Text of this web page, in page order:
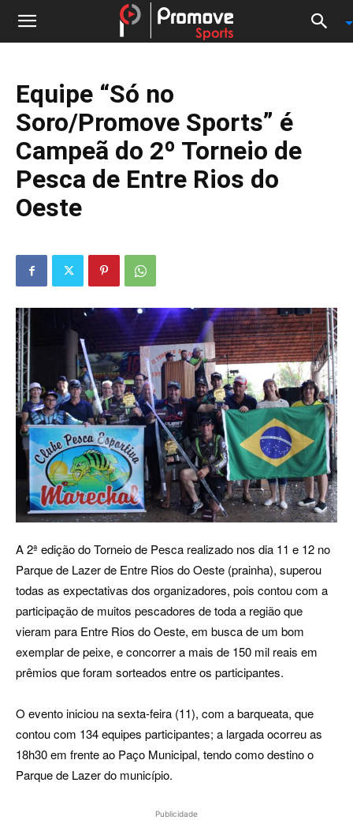
Equipe “Só no
Soro/Promove Sports” é
Campeã do 2º Torneio de
Pesca de Entre Rios do
Oeste
A 2ª edição do Torneio de Pesca realizado nos dia 11 e 12 no
Parque de Lazer de Entre Rios do Oeste (prainha), superou
todas as expectativas dos organizadores, pois contou com a
participação de muitos pescadores de toda a região que
vieram para Entre Rios do Oeste, em busca de um bom
exemplar de peixe, e concorrer a mais de 150 mil reais em
prêmios que foram sorteados entre os participantes.
O evento iniciou na sexta-feira (11), com a barqueata, que
contou com 134 equipes participantes; a largada ocorreu as
18h30 em frente ao Paço Municipal, tendo como destino o
Parque de Lazer do município.
Publicidade